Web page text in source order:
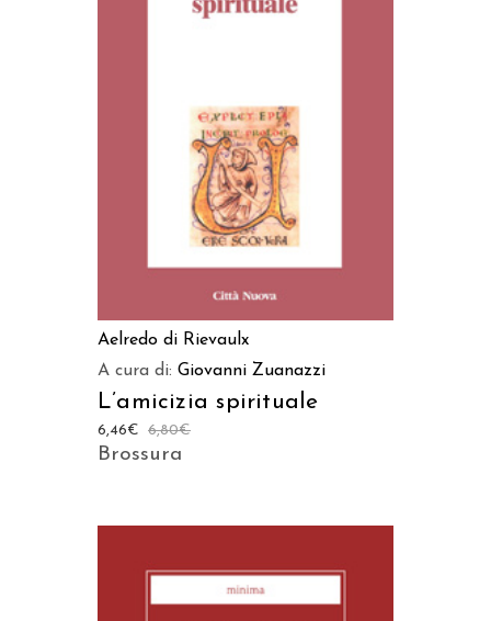
AGGIUNGI AL CARRELLO
Aelredo di Rievaulx
A cura di: Giovanni Zuanazzi
L’amicizia spirituale
6,80€
6,46€
Brossura